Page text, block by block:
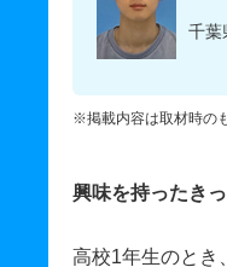
千
※掲載内容は取材時の
興味を持ったき
高校1年生のとき